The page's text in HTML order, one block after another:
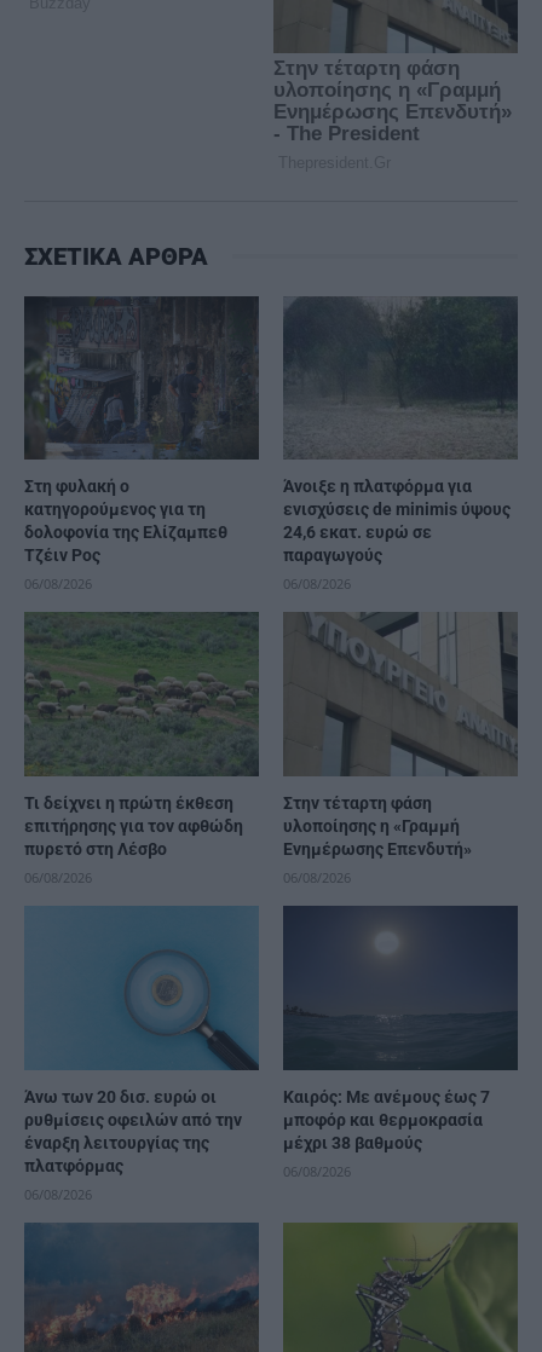
ΣΧΕΤΙΚΑ ΑΡΘΡΑ
Στη φυλακή ο
κατηγορούμενος για τη
δολοφονία της Ελίζαμπεθ
Τζέιν Ρος
06/08/2026
Άνοιξε η πλατφόρμα για
ενισχύσεις de minimis ύψους
24,6 εκατ. ευρώ σε
παραγωγούς
06/08/2026
Τι δείχνει η πρώτη έκθεση
επιτήρησης για τον αφθώδη
πυρετό στη Λέσβο
06/08/2026
Στην τέταρτη φάση
υλοποίησης η «Γραμμή
Ενημέρωσης Επενδυτή»
06/08/2026
Άνω των 20 δισ. ευρώ οι
ρυθμίσεις οφειλών από την
έναρξη λειτουργίας της
πλατφόρμας
06/08/2026
Καιρός: Με ανέμους έως 7
μποφόρ και θερμοκρασία
μέχρι 38 βαθμούς
06/08/2026